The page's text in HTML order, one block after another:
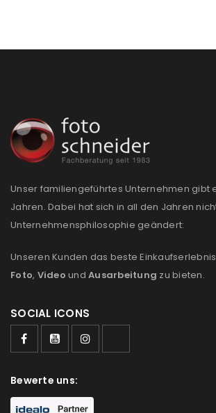
Unser familiengeführtes Unternehmen gibt
Jahren. Dabei hat sich in all den Jahren
Unternehmensphilosophie geändert:
Unseren Kunden das beste
Foto, Video und Ausarbeitung zu bieten.
SOCIAL ICONS
Bewerte uns: